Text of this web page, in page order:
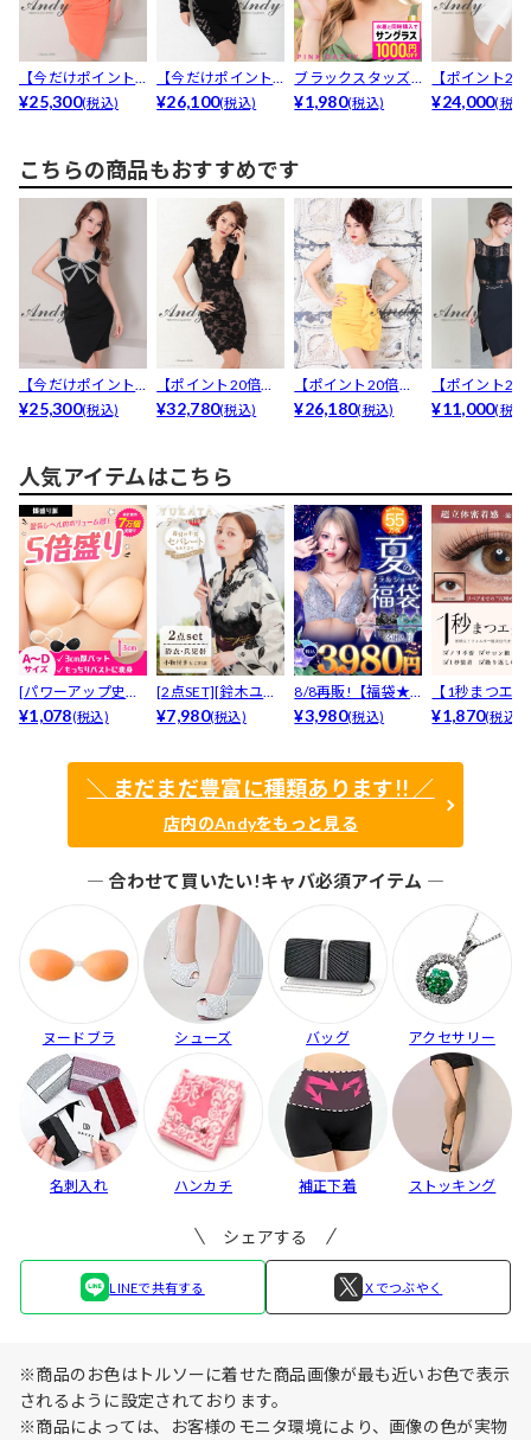
【今だけポイント2
0倍】[Andy]オ...
¥25,300(税込)
【今だけポイント0
倍】[Andy]シア...
¥26,100(税込)
ブラックスタッズ
サングラス
¥1,980(税込)
【ポイント20
[Andy]シアー
¥24,000(税込)
こちらの商品もおすすめです
【今だけポイント2
0倍】[Andy]バ...
¥25,300(税込)
【ポイント20倍】
[Andy]ケミカル...
¥32,780(税込)
【ポイント20倍】
[Andy]ハイネッ...
¥26,180(税込)
【ポイント20
[Andy]シアー
¥11,000(税込)
人気アイテムはこちら
[パワーアップ史上
最強5倍盛りアップ
¥1,078(税込)
[2点SET][鈴木ユリ
ア(baby)...
¥7,980(税込)
8/8再販!【福袋★
ブラセット3点
¥3,980(税込)
【1秒まつエ
リュームタイ
¥1,870(税込)
＼ まだまだ豊富に種類あります!! ／
店内のAndyをもっと見る
― 合わせて買いたい!キャバ必須アイテム ―
ヌードブラ シューズ バッグ アクセサリー
名刺入れ ハンカチ 補正下着 ストッキング
シェアする
LINEで共有する Ｘでつぶやく
※商品のお色はトルソーに着せた商品画像が最も近いお色で表示
されるように設定されております。
※商品によっては、お客様のモニタ環境により、画像の色が実物